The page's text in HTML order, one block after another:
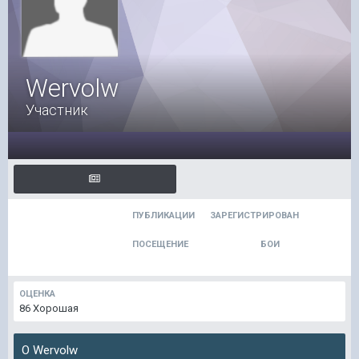
Wervolw
Участник
ПУБЛИКАЦИИ ЗАРЕГИСТРИРОВАН
ПОСЕЩЕНИЕ БОИ
ОЦЕНКА
86 Хорошая
О Wervolw